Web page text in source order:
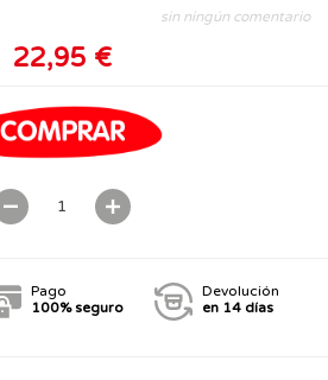
sin ningún comentario
22,95 €
Pago
100% seguro
Devolución
en 14 días